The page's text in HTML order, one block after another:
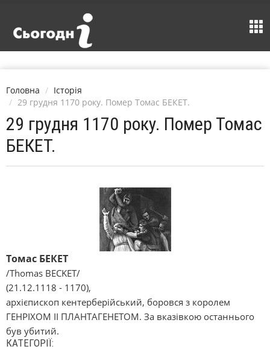
Головна
Історія
29 грудня 1170 року. Помер Томас БЕКЕТ.
29 грудня 1170 року. Помер Томас
БЕКЕТ.
Томас БЕКЕТ
/Thomas BECKET/
(21.12.1118 - 1170),
архієпископ кентерберійський, боровся з королем
ГЕНРІХОМ II ПЛАНТАГЕНЕТОМ. За вказівкою останнього
був убитий.
КАТЕГОРІЇ: